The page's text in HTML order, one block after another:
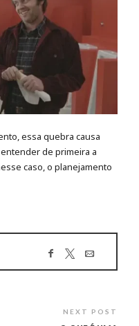
essa quebra causa
de primeira a
caso, o planejamento
NEXT POST